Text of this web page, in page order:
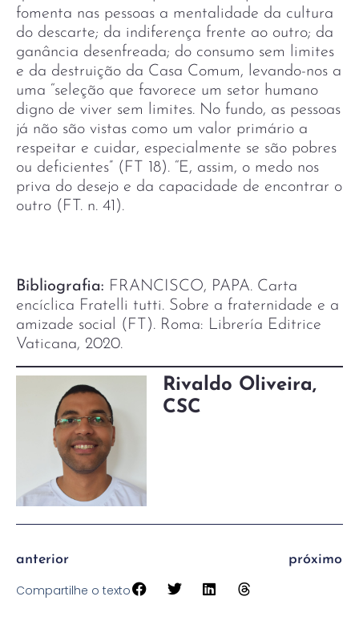
fomenta nas pessoas a mentalidade da cultura
do descarte; da indiferença frente ao outro; da
ganância desenfreada; do consumo sem limites
e da destruição da Casa Comum, levando-nos a
uma “seleção que favorece um setor humano
digno de viver sem limites. No fundo, as pessoas
já não são vistas como um valor primário a
respeitar e cuidar, especialmente se são pobres
ou deficientes” (FT 18). “E, assim, o medo nos
priva do desejo e da capacidade de encontrar o
outro (FT. n. 41).
Bibliografia: FRANCISCO, PAPA. Carta
encíclica Fratelli tutti. Sobre a fraternidade e a
amizade social (FT). Roma: Librería Editrice
Vaticana, 2020.
Rivaldo Oliveira,
CSC
anterior próximo
Compartilhe o texto